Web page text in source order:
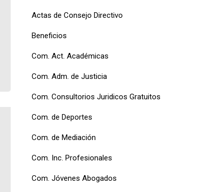
Actas de Consejo Directivo
Beneficios
Com. Act. Académicas
Com. Adm. de Justicia
Com. Consultorios Juridicos Gratuitos
Com. de Deportes
Com. de Mediación
Com. Inc. Profesionales
Com. Jóvenes Abogados